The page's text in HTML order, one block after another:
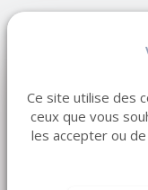
Une Terrasse
Deux Garages.
Jardin paysager,
Ce site utilise des
ceux que vous
les accepter ou